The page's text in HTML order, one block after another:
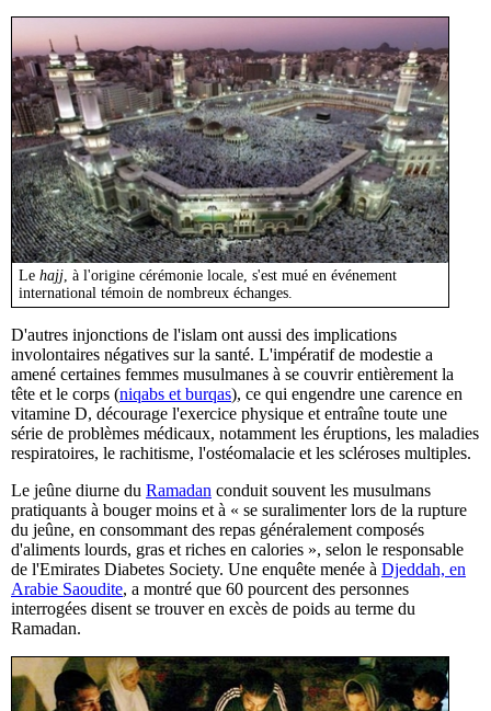
Le hajj , à l'origine cérémonie locale, s'est mué en événement
international témoin de nombreux échanges.
D'autres injonctions de l'islam ont aussi des implications
involontaires négatives sur la santé. L'impératif de modestie a
amené certaines femmes musulmanes à se couvrir entièrement la
tête et le corps (niqabs et burqas), ce qui engendre une carence en
vitamine D, décourage l'exercice physique et entraîne toute une
série de problèmes médicaux, notamment les éruptions, les maladies
respiratoires, le rachitisme, l'ostéomalacie et les scléroses multiples.
Le jeûne diurne du Ramadan conduit souvent les musulmans
pratiquants à bouger moins et à « se suralimenter lors de la rupture
du jeûne, en consommant des repas généralement composés
d'aliments lourds, gras et riches en calories », selon le responsable
de l'Emirates Diabetes Society. Une enquête menée à Djeddah, en
Arabie Saoudite, a montré que 60 pourcent des personnes
interrogées disent se trouver en excès de poids au terme du
Ramadan.